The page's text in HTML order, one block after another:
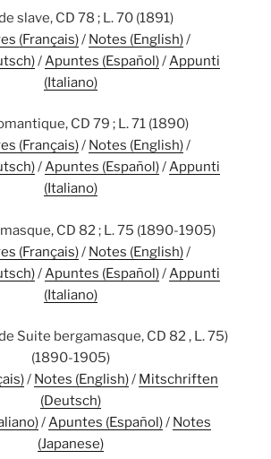
slave, CD 78 ; L. 70 (1891)
(Français)/ Notes (English)/
/ Apuntes (Español)/ Appunti
(Italiano)
CD 79 ; L. 71 (1890)
(Français)/ Notes (English)/
/Apuntes (Español)/Appunti
(Italiano)
CD 82 ; L. 75 (1890-1905)
(Français)/ Notes (English)/
/ Apuntes (Español)/ Appunti
(Italiano)
Suite bergamasque, CD 82 , L. 75)
(1890-1905)
/ Notes (English)/ Mitschriften
(Deutsch)
/Apuntes (Español)/ Notes
(Japanese)